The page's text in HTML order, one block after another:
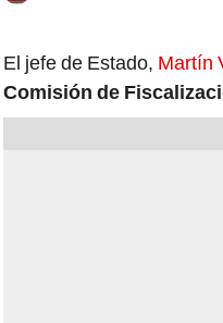
El jefe de Estado, Martín
Comisión de